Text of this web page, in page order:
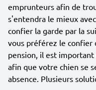
emprunteurs afin de
s'entendra le mieux
confier la garde par la
vous préférez le confier
pension, il est
afin que votre chien se
absence. Plusieurs